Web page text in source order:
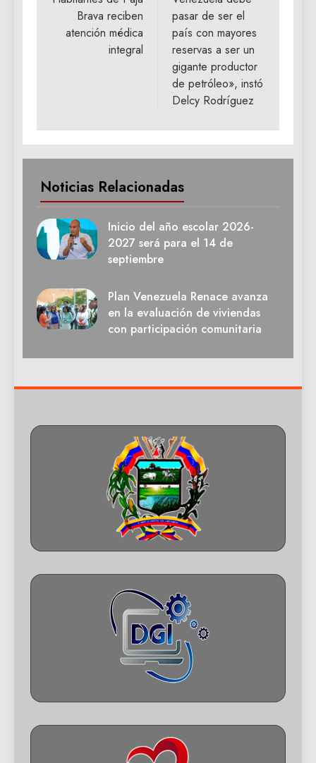
entradas
Brava reciben
atención médica
integral
pasar de ser el
país con mayores
reservas a ser un
gigante productor
de petróleo», instó
Delcy Rodríguez
Noticias Relacionadas
Inicio del año escolar 2026-
2027 será para el 14 de
septiembre
Plan Venezuela Renace avanza
en la evaluación de viviendas
con participación comunitaria